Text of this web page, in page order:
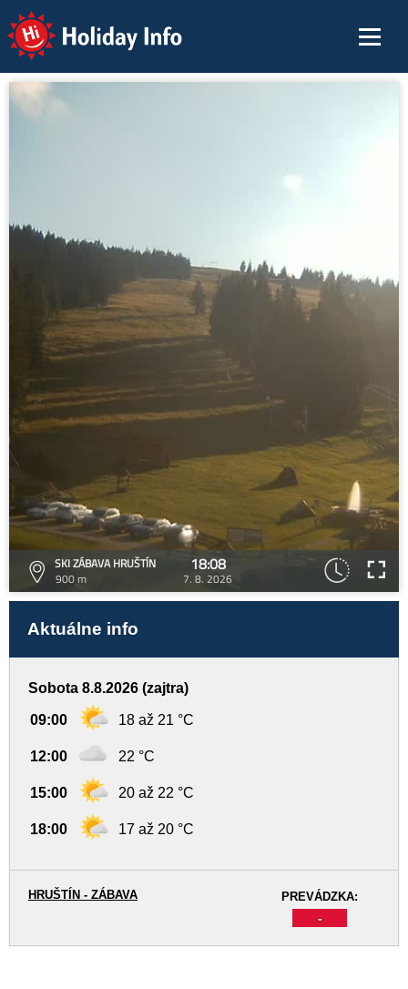
Holiday Info
SKI ZÁBAVA HRUŠTÍN
900 m
18:08
7. 8. 2026
Aktuálne info
Sobota 8.8.2026 (zajtra)
09:00 18 až 21 °C
12:00 22 °C
15:00 20 až 22 °C
18:00 17 až 20 °C
PREVÁDZKA:
-
HRUŠTÍN - ZÁBAVA